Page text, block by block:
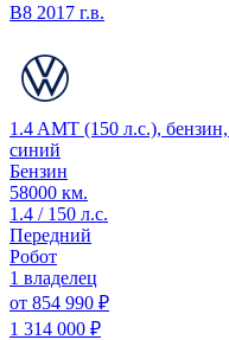
B8 2017 г.в.
1.4 AMT (150 л.с.),
синий
Бензин
58000 км.
1.4 / 150 л.с.
Передний
Робот
1 владелец
от 854 990 ₽
1 314 000 ₽